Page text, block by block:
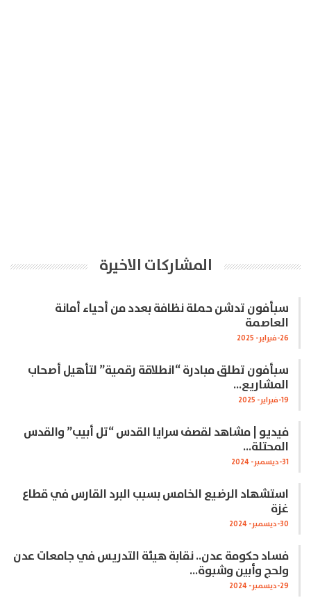
المشاركات الاخيرة
سبأفون تدشن حملة نظافة بعدد من أحياء أمانة
العاصمة
26-فبراير- 2025
سبأفون تطلق مبادرة “انطلاقة رقمية” لتأهيل أصحاب
المشاريع…
19-فبراير- 2025
فيديو | مشاهد لقصف سرايا القدس “تل أبيب” والقدس
المحتلة…
31-ديسمبر- 2024
استشهاد الرضيع الخامس بسبب البرد القارس في قطاع
غزة
30-ديسمبر- 2024
فساد حكومة عدن.. نقابة هيئة التدريس في جامعات عدن
ولحج وأبين وشبوة…
29-ديسمبر- 2024